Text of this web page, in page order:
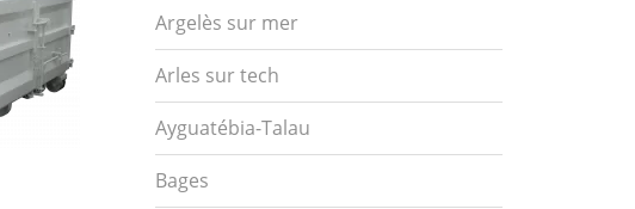
Argelès sur mer
Arles sur tech
Ayguatébia-Talau
Bages